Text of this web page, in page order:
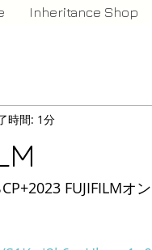
Inheritance Shop
時間: 1分
FUJIFILMオ